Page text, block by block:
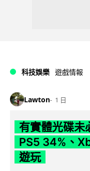
科技娛樂 遊戲情報
Lawton 1 日
有實體光碟未
PS5 34%、
遊玩